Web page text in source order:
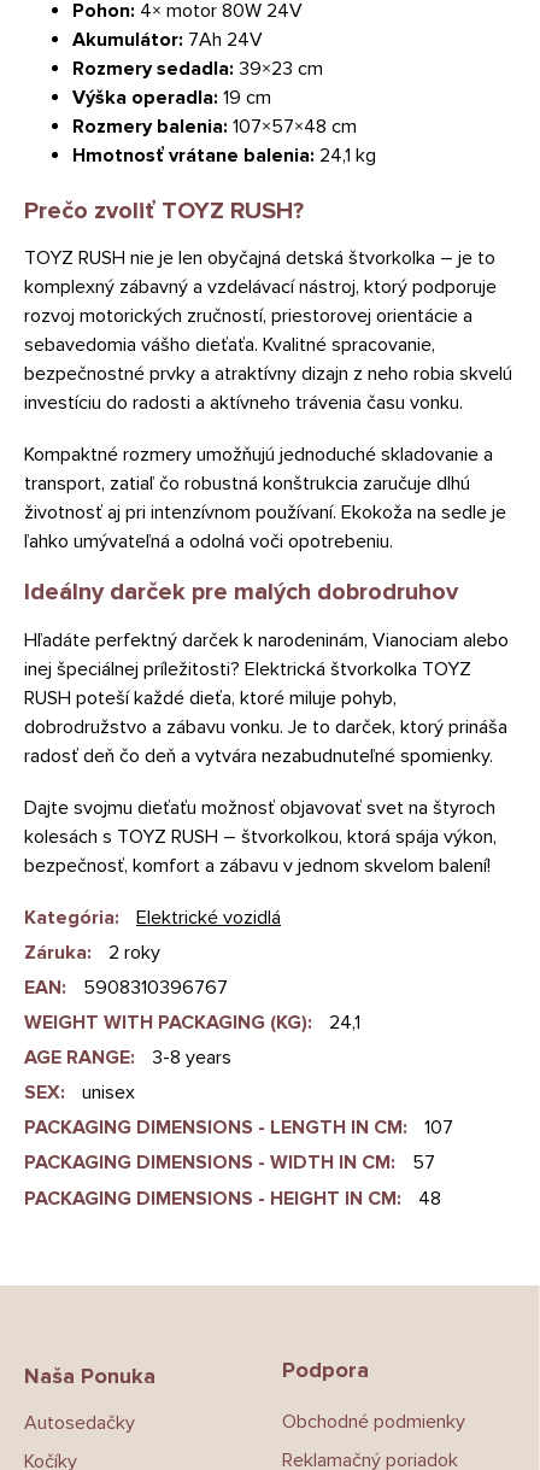
Pohon: 4× motor 80W 24V
Akumulátor: 7Ah 24V
Rozmery sedadla: 39×23 cm
Výška operadla: 19 cm
Rozmery balenia: 107×57×48 cm
Hmotnosť vrátane balenia: 24,1 kg
Prečo zvoliť TOYZ RUSH?
TOYZ RUSH nie je len obyčajná detská štvorkolka – je to
komplexný zábavný a vzdelávací nástroj, ktorý podporuje
rozvoj motorických zručností, priestorovej orientácie a
sebavedomia vášho dieťaťa. Kvalitné spracovanie,
bezpečnostné prvky a atraktívny dizajn z neho robia skvelú
investíciu do radosti a aktívneho trávenia času vonku.
Kompaktné rozmery umožňujú jednoduché skladovanie a
transport, zatiaľ čo robustná konštrukcia zaručuje dlhú
životnosť aj pri intenzívnom používaní. Ekokoža na sedle je
ľahko umývateľná a odolná voči opotrebeniu.
Ideálny darček pre malých dobrodruhov
Hľadáte perfektný darček k narodeninám, Vianociam alebo
inej špeciálnej príležitosti? Elektrická štvorkolka TOYZ
RUSH poteší každé dieťa, ktoré miluje pohyb,
dobrodružstvo a zábavu vonku. Je to darček, ktorý prináša
radosť deň čo deň a vytvára nezabudnuteľné spomienky.
Dajte svojmu dieťaťu možnosť objavovať svet na štyroch
kolesách s TOYZ RUSH – štvorkolkou, ktorá spája výkon,
bezpečnosť, komfort a zábavu v jednom skvelom balení!
Kategória:
Elektrické vozidlá
Záruka:
2 roky
EAN:
5908310396767
WEIGHT WITH PACKAGING (KG):
24,1
AGE RANGE:
3-8 years
SEX:
unisex
PACKAGING DIMENSIONS - LENGTH IN CM:
107
PACKAGING DIMENSIONS - WIDTH IN CM:
57
PACKAGING DIMENSIONS - HEIGHT IN CM: 48
Naša Ponuka
Autosedačky
Kočíky
Podpora
Obchodné podmienky
Reklamačný poriadok